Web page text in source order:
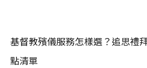
基督教殯儀服務怎樣選？追思禮
點清單